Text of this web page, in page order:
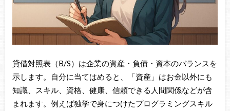
貸借対照表（B/S）は企業の資産・負債・資本のバランスを
示します。自分に当てはめると、「資産」はお金以外にも
知識、スキル、資格、健康、信頼できる人間関係などが含
まれます。例えば独学で身につけたプログラミングスキル